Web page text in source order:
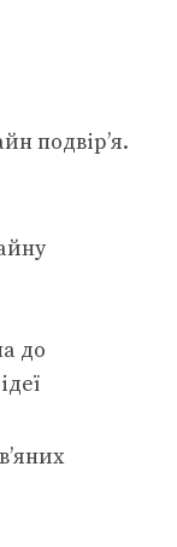
подвір’я.
до